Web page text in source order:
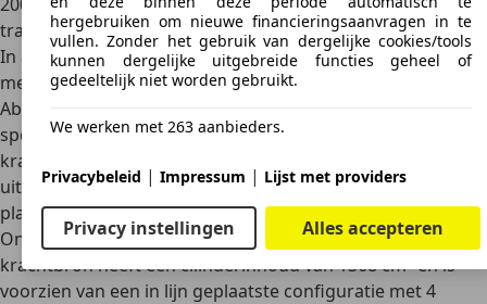
transformatie in de Abarth-fabriek in Turijn.
In augustus 2012 introduceerde Abarth de Competizione,
met
een duidelijke focus op sportiviteit en circuitracen
Abarth 595 Competizione kreeg een upgrade met
sportstoelen, aluminium details, Koni-schokdempers en
krachtige
uitlaat met vier pijpen en "Record Monza" klep maken het
plaatje compleet.
Onder de motorkap ligt een 1,4-liter T-jet turbomotor. Deze
krachtbron heeft een cilinderinhoud van 1368 cm³ en is
voorzien van een in lijn geplaatste configuratie met 4
hergebruiken om nieuwe financieringsaanvragen in te
vullen. Zonder het gebruik van dergelijke cookies/tools
kunnen dergelijke uitgebreide functies geheel of
gedeeltelijk niet worden gebruikt.
We werken met 263 aanbieders.
Privacybeleid | Impressum | Lijst met providers
Privacy instellingen Alles accepteren